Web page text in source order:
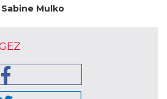
Mulko